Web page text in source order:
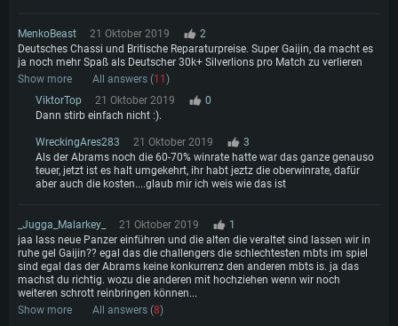
MenkoBeast 21 Oktober 2019
2
Deutsches Chassi und Britische Reparaturpreise. Super Gaijin, da macht es
ja noch mehr Spaß als Deutscher 30k+ Silverlions pro Match zu verlieren
Show more
All answers (11 )
ViktorTop
21 Oktober 2019
0
Dann stirb einfach nicht :).
WreckingAres283 21 Oktober 2019
3
Als der Abrams noch die 60-70% winrate hatte war das ganze genauso
teuer, jetzt ist es halt umgekehrt, ihr habt jeztz die oberwinrate, dafür
aber auch die kosten....glaub mir ich weis wie das ist
_Jugga_Malarkey_ 21 Oktober 2019
1
jaa lass neue Panzer einführen und die alten die veraltet sind lassen wir in
ruhe gel Gaijin?? egal das die challengers die schlechtesten mbts im spiel
sind egal das der Abrams keine konkurrenz den anderen mbts is. ja das
machst du richtig. wozu die anderen mit hochziehen wenn wir noch
weiteren schrott reinbringen können...
Show more
All answers (8)